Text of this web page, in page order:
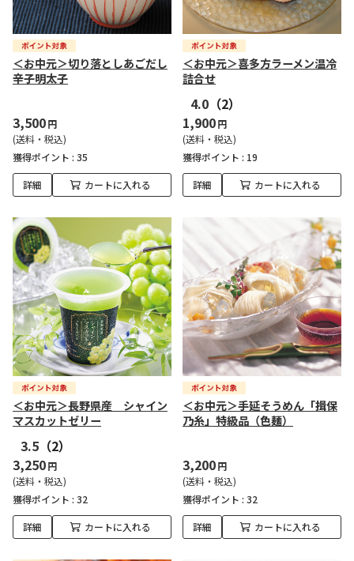
＜お中元＞切り落としあごだし
辛子明太子
3,500円
(送料・税込)
獲得ポイント : 35
詳細 カートに入れる
＜お中元＞喜多方ラーメン温冷
詰合せ
4.0 （2）
1,900円
(送料・税込)
獲得ポイント : 19
詳細 カートに入れる
＜お中元＞長野県産 シャイン
マスカットゼリー
3.5 （2）
3,250円
(送料・税込)
獲得ポイント : 32
詳細 カートに入れる
＜お中元＞手延そうめん「揖保
乃糸」特級品（色麺）
3,200円
(送料・税込)
獲得ポイント : 32
詳細 カートに入れる